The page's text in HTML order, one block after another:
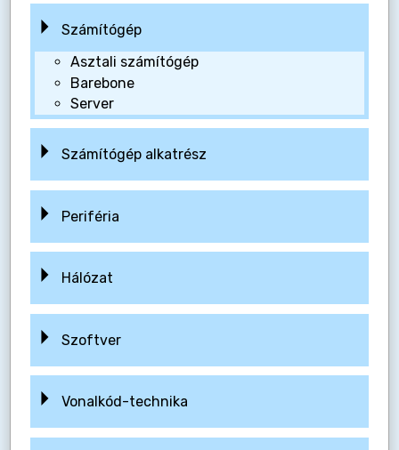
Számítógép
Asztali számítógép
Barebone
Server
Számítógép alkatrész
Periféria
Hálózat
Szoftver
Vonalkód-technika